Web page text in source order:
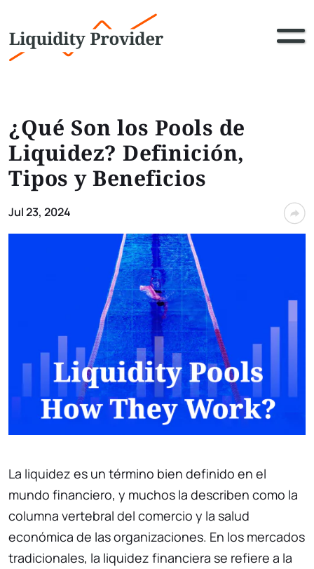
¿Qué Son los Pools de
Liquidez? Definición,
Tipos y Beneficios
Jul 23, 2024
La liquidez es un término bien definido en el
mundo financiero, y muchos la describen como la
columna vertebral del comercio y la salud
económica de las organizaciones. En los mercados
tradicionales, la liquidez financiera se refiere a la